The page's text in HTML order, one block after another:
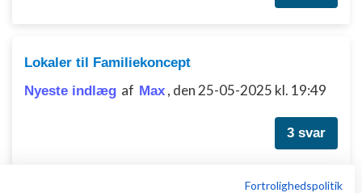
Lokaler til Familiekoncept
Nyeste indlæg af Max , den 25-05-2025 kl. 19:49
3 svar
Fortrolighedspolitik